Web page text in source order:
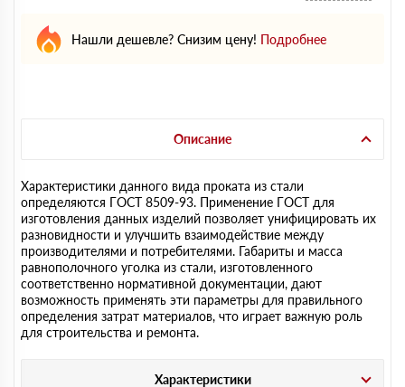
Нашли дешевле? Снизим цену! Подробнее
Описание
Характеристики данного вида проката из стали
определяются ГОСТ 8509-93. Применение ГОСТ для
изготовления данных изделий позволяет унифицировать их
разновидности и улучшить взаимодействие между
производителями и потребителями. Габариты и масса
равнополочного уголка из стали, изготовленного
соответственно нормативной документации, дают
возможность применять эти параметры для правильного
определения затрат материалов, что играет важную роль
для строительства и ремонта.
Характеристики